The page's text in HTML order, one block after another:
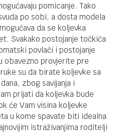
pomicanje. Tako
po sobi, a dosta modela
da se koljevka
Svakako postojanje točkića
povlači i postojanje
obavezno provjerite pre
su da birate koljevke sa
zbog savijanja i
prijati da koljevka bude
će Vam visina koljevke
u kome spavate biti idealna
istraživanjima roditelji